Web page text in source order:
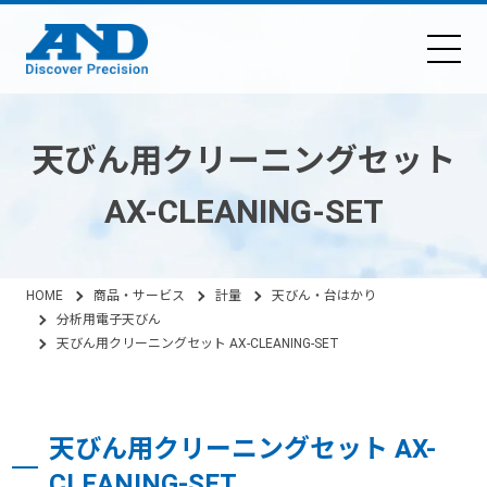
天びん用クリーニングセット
AX-CLEANING-SET
HOME 商品・サービス 計量
天びん・台はかり
分析用電子天びん
天びん用クリーニングセット AX-CLEANING-SET
天びん用クリーニングセット AX-